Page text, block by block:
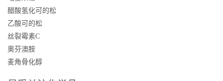
醋酸氢化可的松
乙酸可的松
丝裂霉素C
奥芬澳胺
麦角骨化醇